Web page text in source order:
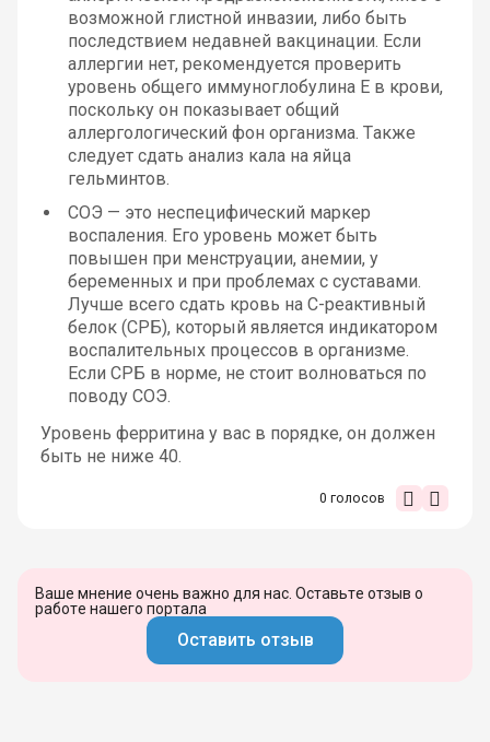
возможной глистной инвазии, либо быть
последствием недавней вакцинации. Если
аллергии нет, рекомендуется проверить
уровень общего иммуноглобулина Е в крови,
поскольку он показывает общий
аллергологический фон организма. Также
следует сдать анализ кала на яйца
гельминтов.
СОЭ — это неспецифический маркер
воспаления. Его уровень может быть
повышен при менструации, анемии, у
беременных и при проблемах с суставами.
Лучше всего сдать кровь на С-реактивный
белок (СРБ), который является индикатором
воспалительных процессов в организме.
Если СРБ в норме, не стоит волноваться по
поводу СОЭ.
Уровень ферритина у вас в порядке, он должен
быть не ниже 40.
0 голосов
Ваше мнение очень важно для нас. Оставьте отзыв о
работе нашего портала
Оставить отзыв